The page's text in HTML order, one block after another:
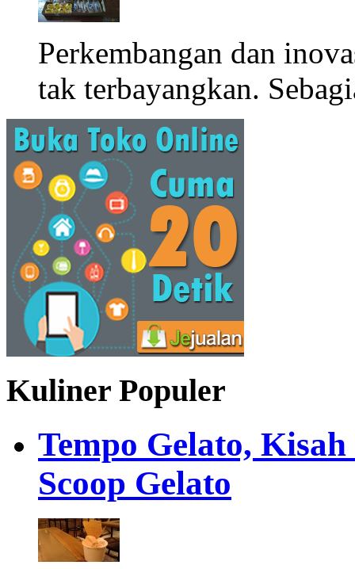
Perkembangan dan
tak terbayangkan.
Kuliner Populer
Tempo Gelato,
Scoop Gelato